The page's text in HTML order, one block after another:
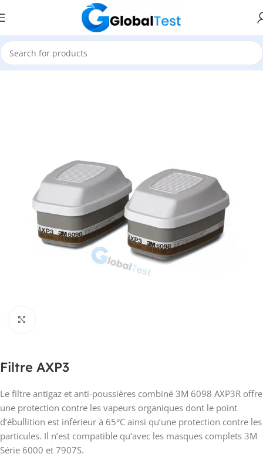
Accueil Sécurité Industrielle
Filtre AXP3
Le filtre antigaz et anti-poussières combiné 3M 6098 AXP3R offre
une protection contre les vapeurs organiques dont le point
d’ébullition est inférieur à 65°C ainsi qu’une protection contre les
particules. Il n’est compatible qu’avec les masques complets 3M
Série 6000 et 7907S.